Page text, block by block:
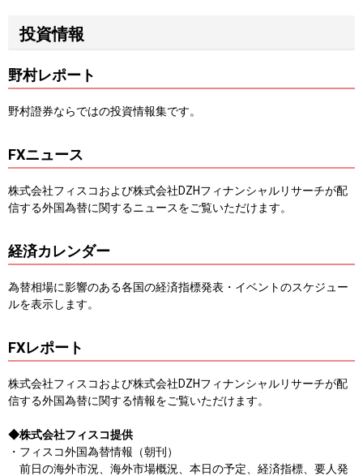
投資情報
野村レポート
野村證券ならではの投資情報集です。
FXニュース
株式会社フィスコおよび株式会社DZHフィナンシャルリサーチが配
信する外国為替に関するニュースをご覧いただけます。
経済カレンダー
為替相場に影響のある各国の経済指標発表・イベントのスケジュー
ルを表示します。
FXレポート
株式会社フィスコおよび株式会社DZHフィナンシャルリサーチが配
信する外国為替に関する情報をご覧いただけます。
◆株式会社フィスコ提供
・フィスコ外国為替情報（朝刊）
前日の海外市況、海外市場概況、本日の予定、経済指標、要人発